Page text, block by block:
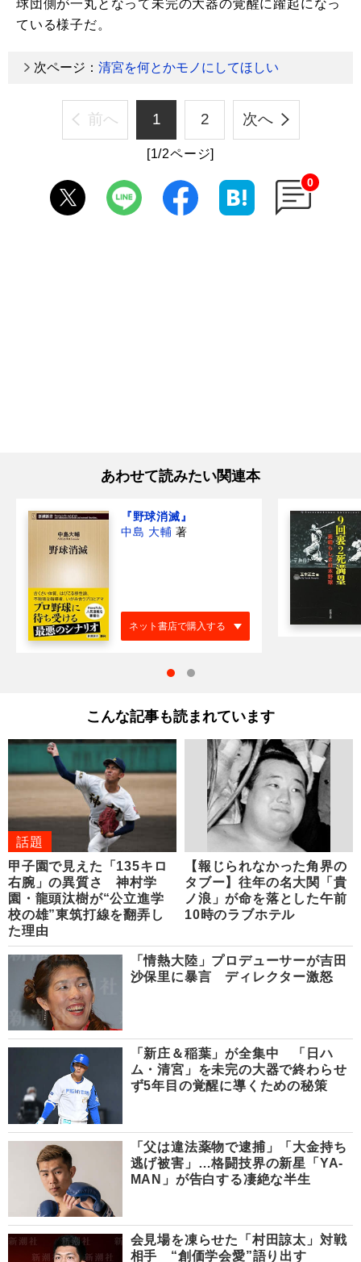
球団側が一丸となって未完の大器の覚醒に躍起になっ
ている様子だ。
次ページ： 清宮を何とかモノにしてほしい
前へ 1 2 次へ
[1/2ページ]
0
あわせて読みたい関連本
『野球消滅』
中島 大輔 著
ネット書店で購入する
こんな記事も読まれています
話題
甲子園で見えた「135キロ
右腕」の異質さ 神村学
園・龍頭汰樹が“公立進学
校の雄”東筑打線を翻弄し
た理由
【報じられなかった角界の
タブー】往年の名大関「貴
ノ浪」が命を落とした午前
10時のラブホテル
「情熱大陸」プロデューサーが吉田
沙保里に暴言 ディレクター激怒
「新庄＆稲葉」が全集中 「日ハ
ム・清宮」を未完の大器で終わらせ
ず5年目の覚醒に導くための秘策
「父は違法薬物で逮捕」「大金持ち
逃げ被害」…格闘技界の新星「YA-
MAN」が告白する凄絶な半生
会見場を凍らせた「村田諒太」対戦
相手 “創価学会愛”語り出す